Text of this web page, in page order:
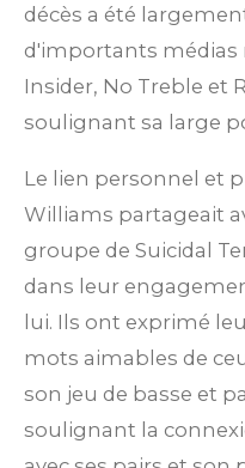
décès a été
d'importants médias
Insider, No Treble et
soulignant sa large
Le lien personnel et
Williams partageait
groupe de Suicidal
dans leur
lui. Ils ont exprimé
mots aimables de
son jeu de basse et
soulignant la